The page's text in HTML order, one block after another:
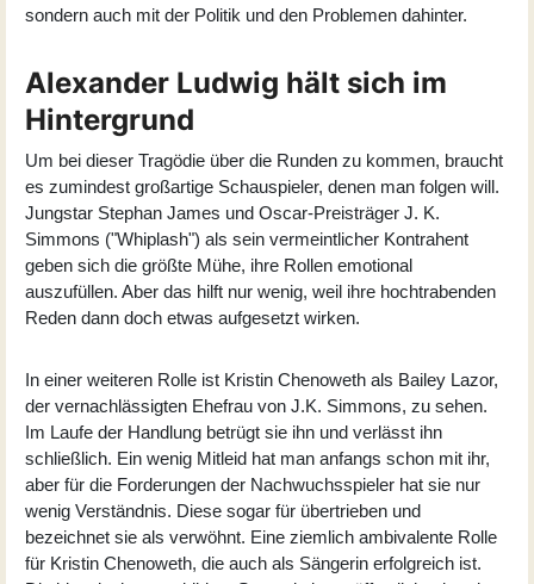
sondern auch mit der Politik und den Problemen dahinter.
Alexander Ludwig hält sich im
Hintergrund
Um bei dieser Tragödie über die Runden zu kommen, braucht
es zumindest großartige Schauspieler, denen man folgen will.
Jungstar Stephan James und Oscar-Preisträger J. K.
Simmons ("Whiplash") als sein vermeintlicher Kontrahent
geben sich die größte Mühe, ihre Rollen emotional
auszufüllen. Aber das hilft nur wenig, weil ihre hochtrabenden
Reden dann doch etwas aufgesetzt wirken.
In einer weiteren Rolle ist Kristin Chenoweth als Bailey Lazor,
der vernachlässigten Ehefrau von J.K. Simmons, zu sehen.
Im Laufe der Handlung betrügt sie ihn und verlässt ihn
schließlich. Ein wenig Mitleid hat man anfangs schon mit ihr,
aber für die Forderungen der Nachwuchsspieler hat sie nur
wenig Verständnis. Diese sogar für übertrieben und
bezeichnet sie als verwöhnt. Eine ziemlich ambivalente Rolle
für Kristin Chenoweth, die auch als Sängerin erfolgreich ist.